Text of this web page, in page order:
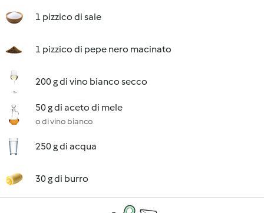
1 pizzico di sale
1 pizzico di pepe nero macinato
200 g di vino bianco secco
50 g di aceto di mele
o di vino bianco
250 g di acqua
30 g di burro